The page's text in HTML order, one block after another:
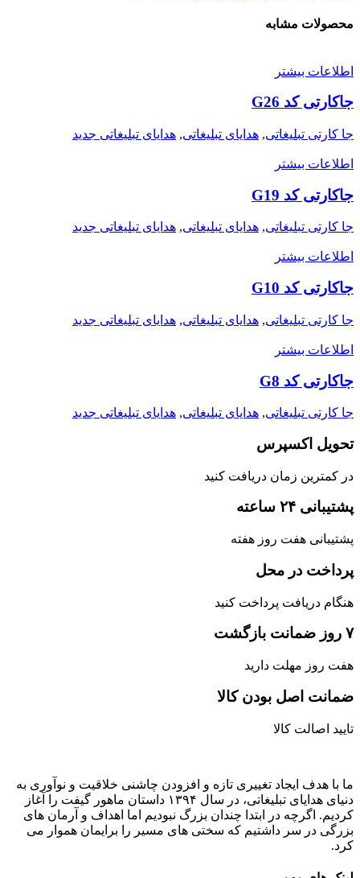
محصولات مشابه
اطلاعات بیشتر
جاکارتی کد G26
جا کارتی تبلیغاتی, هدایای تبلیغاتی, هدایای تبلیغاتی جدید
اطلاعات بیشتر
جاکارتی کد G19
جا کارتی تبلیغاتی, هدایای تبلیغاتی, هدایای تبلیغاتی جدید
اطلاعات بیشتر
جاکارتی کد G10
جا کارتی تبلیغاتی, هدایای تبلیغاتی, هدایای تبلیغاتی جدید
اطلاعات بیشتر
جاکارتی کد G8
جا کارتی تبلیغاتی, هدایای تبلیغاتی, هدایای تبلیغاتی جدید
تحویل اکسپرس
در کمترین زمان دریافت کنید
پشتیبانی ۲۴ ساعته
پشتیبانی هفت روز هفته
پرداخت در محل
هنگام دریافت پرداخت کنید
۷ روز ضمانت بازگشت
هفت روز مهلت دارید
ضمانت اصل‌ بودن کالا
تایید اصالت کالا
ما با هدف ایجاد تغییری تازه و افزودن چاشنی خلاقیت و نوآوری به
دنیای هدایای تبلیغاتی، در سال ۱۳۹۴ داستان ماهور گیفت را آغاز
کردیم. اگرچه در ابتدا چندان بزرگ نبودیم اما اهداف و آرمان های
بزرگی در سر داشتیم که سختی های مسیر را برایمان هموار می
کرد.